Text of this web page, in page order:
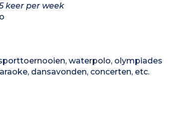
keer per week
waterpolo, olympiades
dansavonden, concerten, etc.